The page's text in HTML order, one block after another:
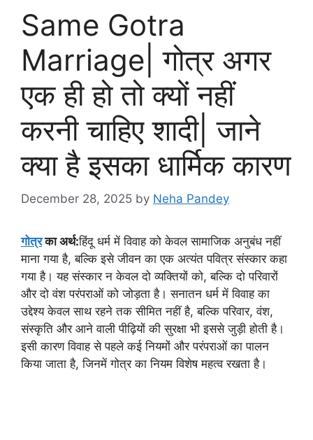
Same Gotra
Marriage| गोत्र अगर
एक ही हो तो क्यों नहीं
करनी चाहिए शादी| जाने
क्या है इसका धार्मिक कारण
December 28, 2025 by Neha Pandey
गोत्रका अर्थ:हिंदू धर्म में विवाह को केवल सामाजिक अनुबंध नहीं
माना गया है, बल्कि इसे जीवन का एक अत्यंत पवित्र संस्कार कहा
गया है। यह संस्कार न केवल दो व्यक्तियों को, बल्कि दो परिवारों
और दो वंश परंपराओं को जोड़ता है। सनातन धर्म में विवाह का
उद्देश्य केवल साथ रहने तक सीमित नहीं है, बल्कि परिवार, वंश,
संस्कृति और आने वाली पीढ़ियों की सुरक्षा भी इससे जुड़ी होती है।
इसी कारण विवाह से पहले कई नियमों और परंपराओं का पालन
किया जाता है, जिनमें गोत्र का नियम विशेष महत्व रखता है।